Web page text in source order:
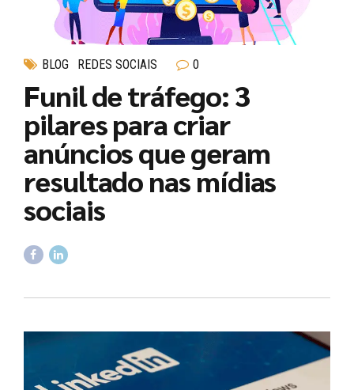
BLOG REDES SOCIAIS 0
Funil de tráfego: 3
pilares para criar
anúncios que geram
resultado nas mídias
sociais